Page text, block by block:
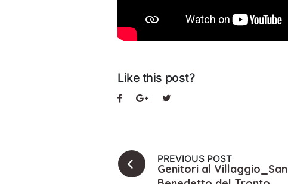
Like this post?
PREVIOUS POST
Genitori al Villaggio_San